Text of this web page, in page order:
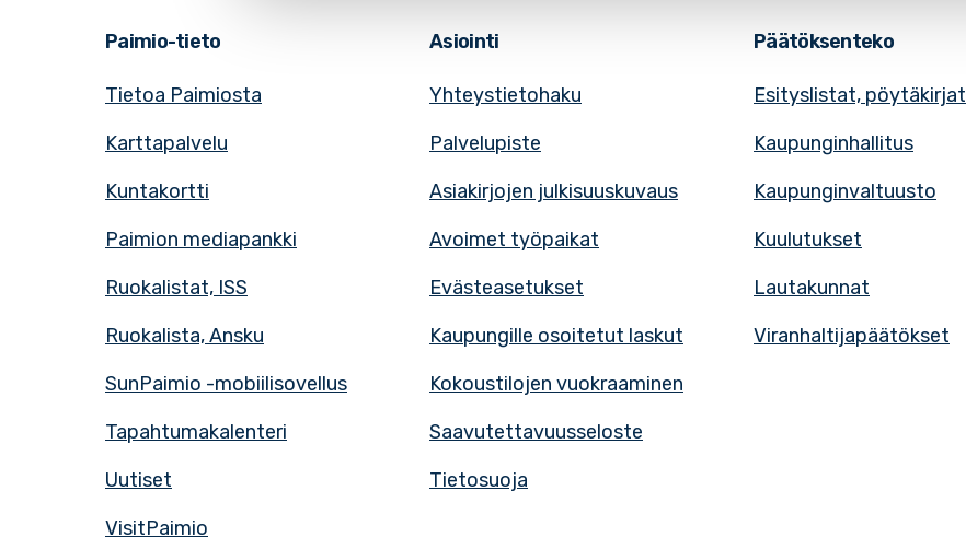
Paimio-tieto
Tietoa Paimiosta
Karttapalvelu
Kuntakortti
Paimion mediapankki
Ruokalistat, ISS
Ruokalista, Ansku
SunPaimio -mobiilisovellus
Tapahtumakalenteri
Uutiset
VisitPaimio
Asiointi
Yhteystietohaku
Palvelupiste
Asiakirjojen julkisuuskuvaus
Avoimet työpaikat
Evästeasetukset
Kaupungille osoitetut laskut
Kokoustilojen vuokraaminen
Saavutettavuusseloste
Tietosuoja
Päätöksenteko
Esityslistat, pöytäkirjat
Kaupunginhallitus
Kaupunginvaltuusto
Kuulutukset
Lautakunnat
Viranhaltijapäätökset